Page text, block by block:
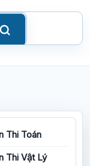
Thi Toán
Thi Vật Lý